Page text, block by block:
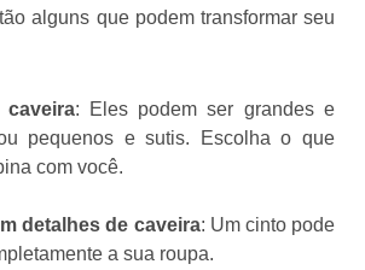
alguns que podem transformar seu
: Eles podem ser grandes e
pequenos e sutis. Escolha o que
com você.
detalhes de caveira: Um cinto pode
a sua roupa.